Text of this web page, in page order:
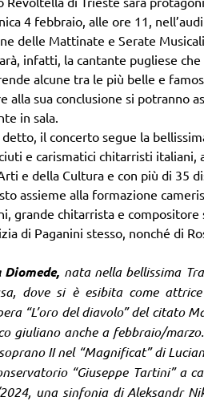
4 febbraio, alle ore 11,
delle Mattinate e Serate
infatti, la cantante pugliese
alcune tra le più belle e
alla sua conclusione si potranno
in sala.
detto, il concerto segue la
e carismatici chitarristi
e della Cultura e con più di 35
assieme alla formazione
grande chitarrista e
di Paganini stesso, nonché di
Diomede, nata nella bellissima
dove si è esibita come
“L’oro del diavolo” del citato
giuliano anche a febbraio/
II nel “Magnificat” di
“Giuseppe Tartini” a
una sinfonia di Aleksandr